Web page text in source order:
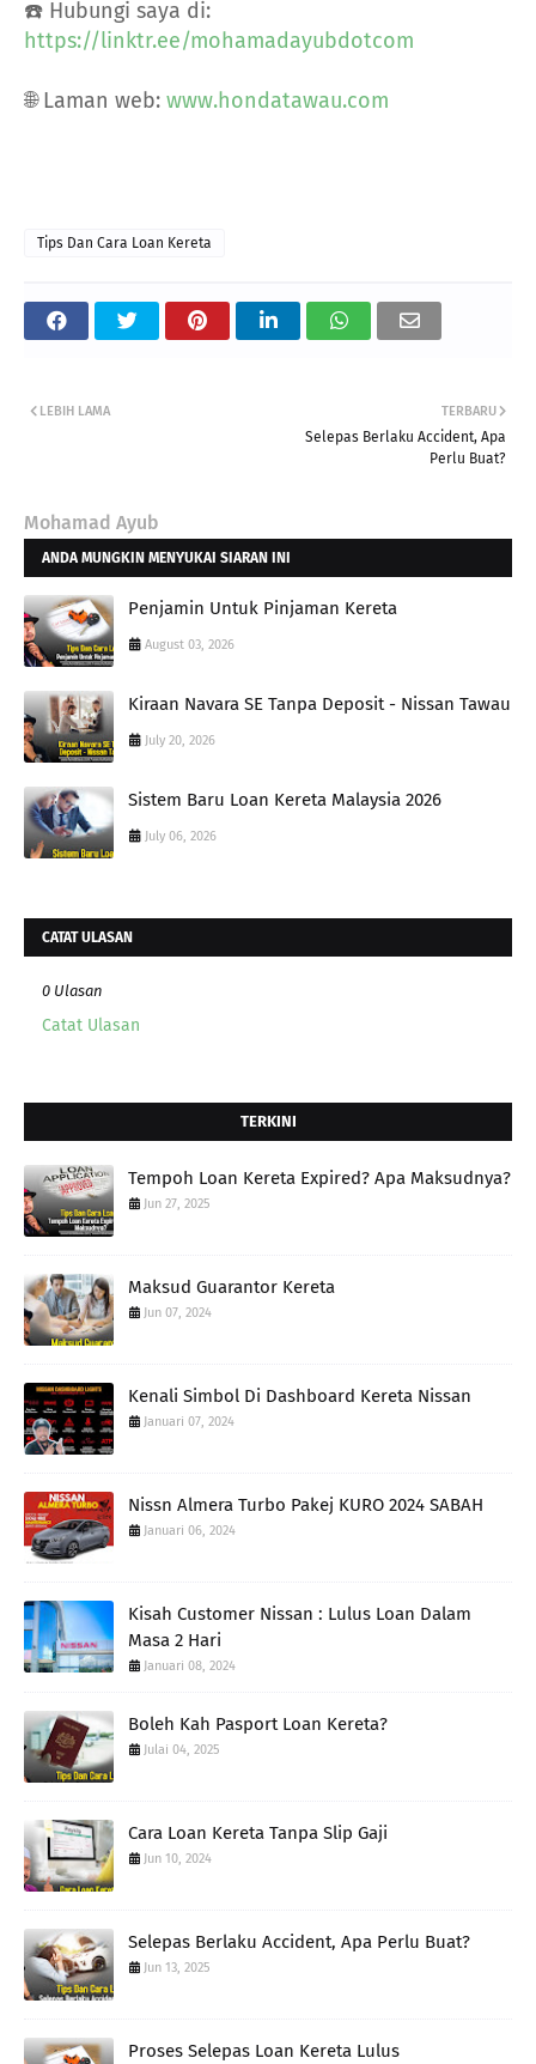
☎️ Hubungi saya di:
https://linktr.ee/mohamadayubdotcom
🌐 Laman web: www.hondatawau.com
Tips Dan Cara Loan Kereta
TERBARU
Selepas Berlaku Accident, Apa
Perlu Buat?
LEBIH LAMA
Mohamad Ayub
ANDA MUNGKIN MENYUKAI SIARAN INI
Penjamin Untuk Pinjaman Kereta
August 03, 2026
Kiraan Navara SE Tanpa Deposit - Nissan Tawau
July 20, 2026
Sistem Baru Loan Kereta Malaysia 2026
July 06, 2026
CATAT ULASAN
0 Ulasan
Catat Ulasan
TERKINI
Tempoh Loan Kereta Expired? Apa Maksudnya?
Jun 27, 2025
Maksud Guarantor Kereta
Jun 07, 2024
Kenali Simbol Di Dashboard Kereta Nissan
Januari 07, 2024
Nissn Almera Turbo Pakej KURO 2024 SABAH
Januari 06, 2024
Kisah Customer Nissan : Lulus Loan Dalam
Masa 2 Hari
Januari 08, 2024
Boleh Kah Pasport Loan Kereta?
Julai 04, 2025
Cara Loan Kereta Tanpa Slip Gaji
Jun 10, 2024
Selepas Berlaku Accident, Apa Perlu Buat?
Jun 13, 2025
Proses Selepas Loan Kereta Lulus